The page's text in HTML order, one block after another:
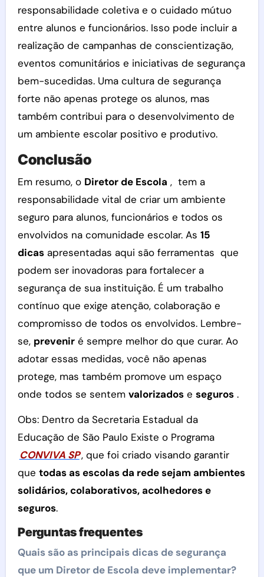
responsabilidade coletiva e o cuidado mútuo
entre alunos e funcionários. Isso pode incluir a
realização de campanhas de conscientização,
eventos comunitários e iniciativas de segurança
bem-sucedidas. Uma cultura de segurança
forte não apenas protege os alunos, mas
também contribui para o desenvolvimento de
um ambiente escolar positivo e produtivo.
Conclusão
Em resumo, o Diretor de Escola , tem a
responsabilidade vital de criar um ambiente
seguro para alunos, funcionários e todos os
envolvidos na comunidade escolar. As 15
dicasapresentadas aqui são ferramentas que
podem ser inovadoras para fortalecer a
segurança de sua instituição. É um trabalho
contínuo que exige atenção, colaboração e
compromisso de todos os envolvidos. Lembre-
se, preveniré sempre melhor do que curar. Ao
adotar essas medidas, você não apenas
protege, mas também promove um espaço
onde todos se sentem valorizadose seguros.
Obs: Dentro da Secretaria Estadual da
Educação de São Paulo Existe o Programa
CONVIVA SP, que foi criado visando garantir
que todas as escolas da rede sejam ambientes
solidários, colaborativos, acolhedores e
seguros.
Perguntas frequentes
Quais são as principais dicas de segurança
que um Diretor de Escola deve implementar?